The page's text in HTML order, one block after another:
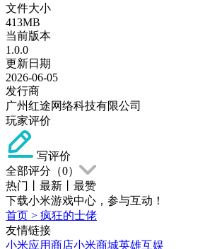
文件大小
413MB
当前版本
1.0.0
更新日期
2026-06-05
发行商
广州红途网络科技有限公司
玩家评价
写评价
全部评分（0）
热门
最新
最赞
下载小米游戏中心，参与互动！
首页 > 疯狂的士佬
友情链接
小米应用商店小米商城英雄互娱